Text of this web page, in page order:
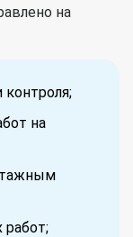
на
контроля;
на
работ;